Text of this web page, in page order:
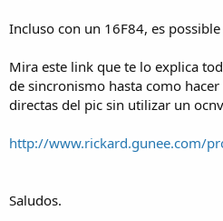
Incluso con un 16F84, es
Mira este link que te lo explica
de sincronismo hasta como hacer
directas del pic sin utilizar un
http://www.rickard.gunee.com/
Saludos.